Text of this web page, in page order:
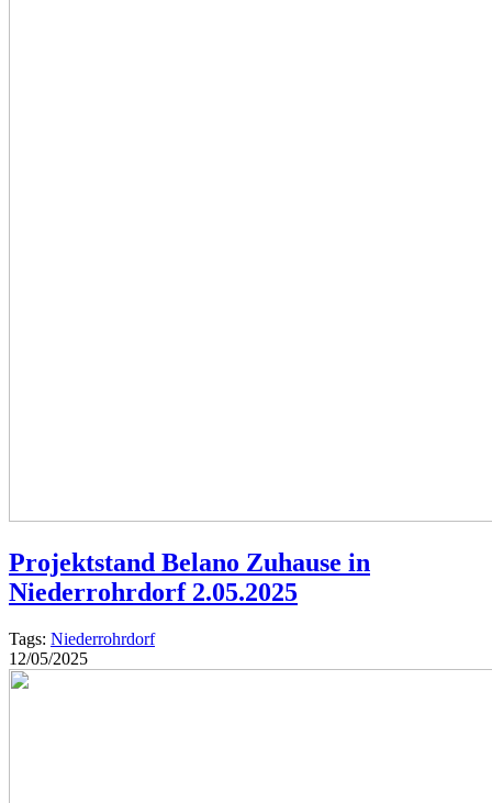
Projektstand Belano Zuhause in
Niederrohrdorf 2.05.2025
Tags: Niederrohrdorf
12/05/2025